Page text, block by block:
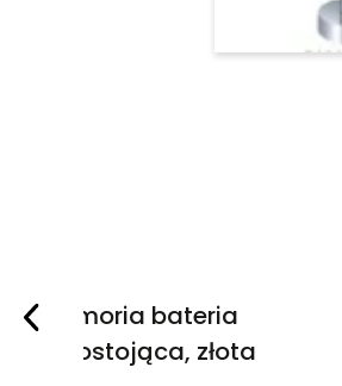
Memoria bateria
wolnostojąca, złota